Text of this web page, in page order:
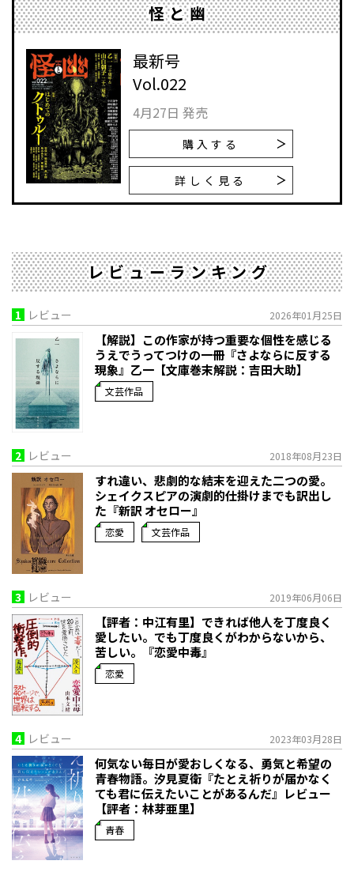
怪と幽
最新号
Vol.022
4月27日 発売
購入する
詳しく見る
レビューランキング
1 レビュー 2026年01月25日
【解説】この作家が持つ重要な個性を感じる
うえでうってつけの一冊――『さよならに反する
現象』乙一【文庫巻末解説：吉田大助】
文芸作品
2 レビュー 2018年08月23日
すれ違い、悲劇的な結末を迎えた二つの愛。
シェイクスピアの演劇的仕掛けまでも訳出し
た『新訳 オセロー』
恋愛 文芸作品
3 レビュー 2019年06月06日
【評者：中江有里】できれば他人を丁度良く
愛したい。でも丁度良くがわからないから、
苦しい。『恋愛中毒』
恋愛
4 レビュー 2023年03月28日
何気ない毎日が愛おしくなる、勇気と希望の
青春物語。――汐見夏衛『たとえ祈りが届かなく
ても君に伝えたいことがあるんだ』レビュー
【評者：林芽亜里】
青春